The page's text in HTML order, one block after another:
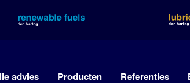
advies Producten Referenties